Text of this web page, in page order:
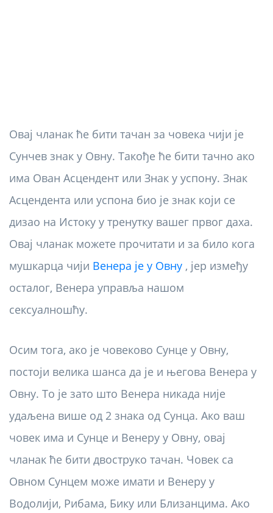
Овај чланак ће бити тачан за човека чији је
Сунчев знак у Овну. Такође ће бити тачно ако
има Ован Асцендент или Знак у успону. Знак
Асцендента или успона био је знак који се
дизао на Истоку у тренутку вашег првог даха.
Овај чланак можете прочитати и за било кога
мушкарца чији Венера је у Овну , јер између
осталог, Венера управља нашом
сексуалношћу.
Осим тога, ако је човеково Сунце у Овну,
постоји велика шанса да је и његова Венера у
Овну. То је зато што Венера никада није
удаљена више од 2 знака од Сунца. Ако ваш
човек има и Сунце и Венеру у Овну, овај
чланак ће бити двоструко тачан. Човек са
Овном Сунцем може имати и Венеру у
Водолији, Рибама, Бику или Близанцима. Ако